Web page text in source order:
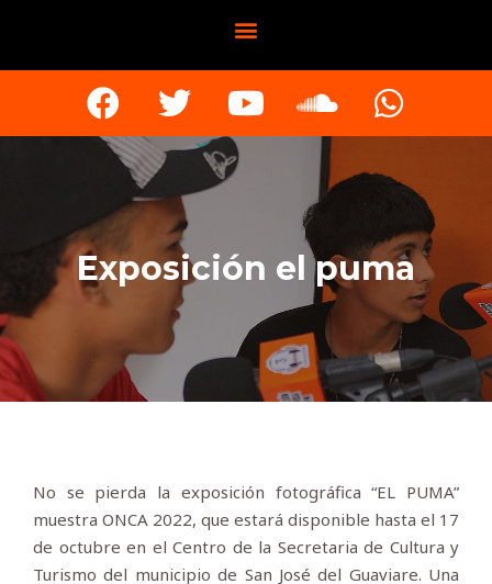
Exposición el puma
No se pierda la exposición fotográfica “EL PUMA”
muestra ONCA 2022, que estará disponible hasta el 17
de octubre en el Centro de la Secretaria de Cultura y
Turismo del municipio de San José del Guaviare. Una